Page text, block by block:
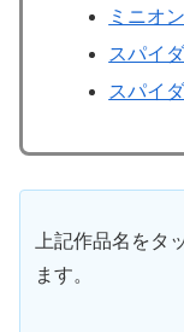
ミニオ
スパイ
スパイ
上記作品名をタ
ます。